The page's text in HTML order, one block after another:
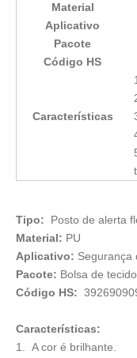
Material
Aplicativo
Pacote
Código HS
Características
Tipo: Posto de alerta
Material: PU
Aplicativo: Segurança
Pacote: Bolsa de tecido
Código HS:
Características:
1. A cor é brilhante.